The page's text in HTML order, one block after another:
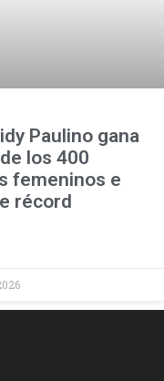
Paulino gana
los 400
femeninos e
récord